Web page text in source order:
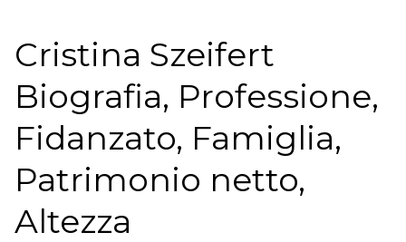
Cristina Szeifert
Biografia, Professione,
Fidanzato, Famiglia,
Patrimonio netto,
Altezza